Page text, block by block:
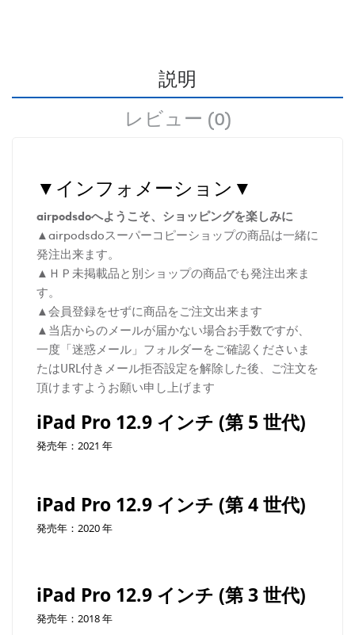
説明
レビュー (0)
▼インフォメーション▼
airpodsdoへようこそ、ショッピングを楽しみに
▲airpodsdoスーパーコピーショップの商品は一緒に
発注出来ます。
▲ＨＰ未掲載品と別ショップの商品でも発注出来ま
す。
▲会員登録をせずに商品をご注文出来ます
▲当店からのメールが届かない場合お手数ですが、
一度「迷惑メール」フォルダーをご確認くださいま
たはURL付きメール拒否設定を解除した後、ご注文を
頂けますようお願い申し上げます
iPad Pro 12.9 インチ (第 5 世代)
発売年：2021 年
iPad Pro 12.9 インチ (第 4 世代)
発売年：2020 年
iPad Pro 12.9 インチ (第 3 世代)
発売年：2018 年